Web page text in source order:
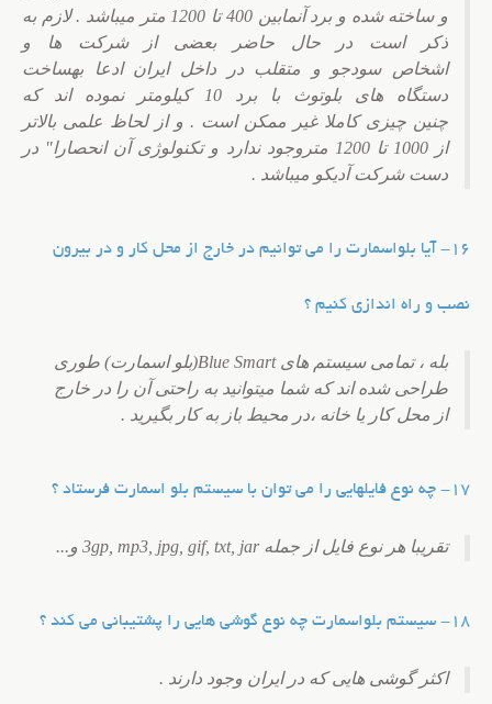
و ساخته شده و برد آن
مابین 400 تا 1200 متر میباشد . لازم به
ذکر است در حال حاضر بعضی از شرکت ها و
اشخاص سودجو و متقلب در داخل ایران ادعا بهساخت
دستگاه های بلوتوث با برد 10 کیلومتر نموده اند که
چنین چیزی کاملا غیر ممکن است . و از لحاظ علمی بالاتر
از 1000 تا 1200 متر
وجود ندارد و تکنولوژی آن انحصارا" در
دست شرکت آدیکو میباشد .
16- آیا بلواسمارت را می توانیم در خارج از محل کار و در بیرون
نصب و راه اندازی کنیم ؟
بله ، تمامی سیستم های Blue Smart(بلو اسمارت) طوری
طراحی شده اند که شما میتوانید به راحتی آن را در خارج
از محل کار یا خانه ،در محیط باز به کار بگیرید .
17- چه نوع فایلهایی را می توان با سیستم بلو اسمارت فرستاد ؟
تقریبا هر نوع فایل از جمله 3gp, mp3, jpg, gif, txt, jar و...
18- سیستم بلواسمارت چه نوع گوشی هایی را پشتیبانی می کند ؟
اکثر گوشی هایی که در ایران وجود دارند .